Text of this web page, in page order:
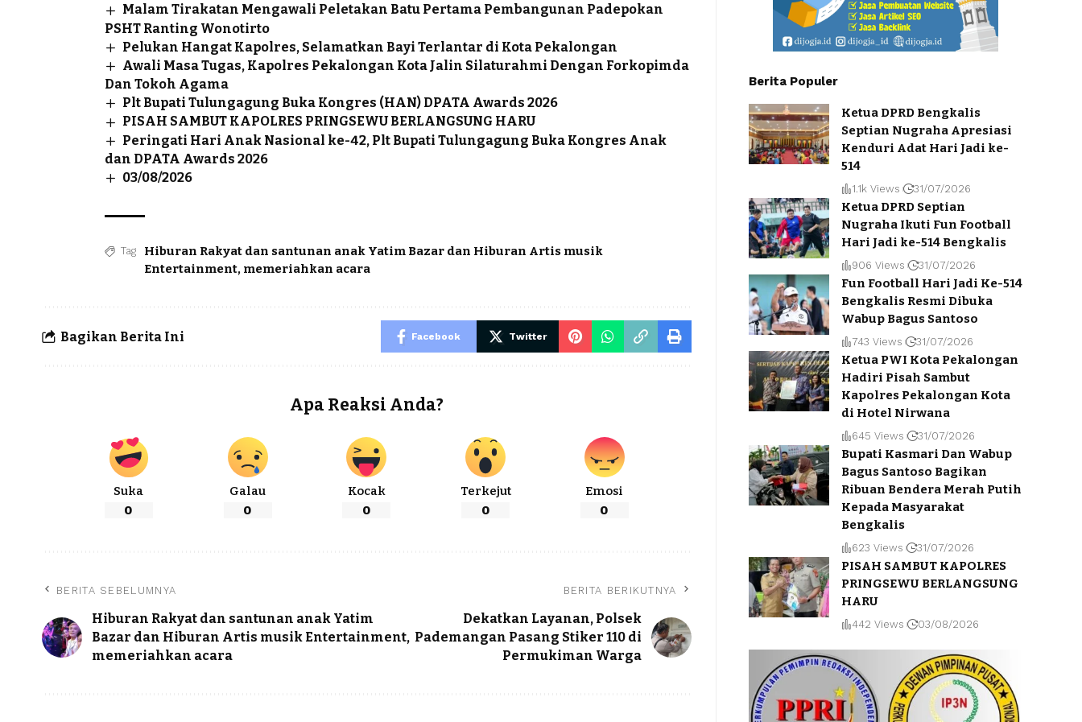
Malam Tirakatan Mengawali Peletakan Batu Pertama Pembangunan Padepokan
PSHT Ranting Wonotirto
Pelukan Hangat Kapolres, Selamatkan Bayi Terlantar di Kota Pekalongan
Awali Masa Tugas, Kapolres Pekalongan Kota Jalin Silaturahmi Dengan Forkopimda
Dan Tokoh Agama
Plt Bupati Tulungagung Buka Kongres (HAN) DPATA Awards 2026
PISAH SAMBUT KAPOLRES PRINGSEWU BERLANGSUNG HARU
Peringati Hari Anak Nasional ke-42, Plt Bupati Tulungagung Buka Kongres Anak
dan DPATA Awards 2026
03/08/2026
Tag
Hiburan Rakyat dan santunan anak Yatim Bazar dan Hiburan Artis musik
Entertainment, memeriahkan acara
Bagikan Berita Ini Facebook Twitter
Apa Reaksi Anda?
Suka
0
Galau
0
Kocak
0
Terkejut
0
Emosi
0
BERITA SEBELUMNYA
Hiburan Rakyat dan santunan anak Yatim
Bazar dan Hiburan Artis musik Entertainment,
memeriahkan acara
BERITA BERIKUTNYA
Dekatkan Layanan, Polsek
Pademangan Pasang Stiker 110 di
Permukiman Warga
Berita Populer
Ketua DPRD Bengkalis
Septian Nugraha Apresiasi
Kenduri Adat Hari Jadi ke-
514
1.1k Views 31/07/2026
Ketua DPRD Septian
Nugraha Ikuti Fun Football
Hari Jadi ke-514 Bengkalis
906 Views 31/07/2026
Fun Football Hari Jadi Ke-514
Bengkalis Resmi Dibuka
Wabup Bagus Santoso
743 Views 31/07/2026
Ketua PWI Kota Pekalongan
Hadiri Pisah Sambut
Kapolres Pekalongan Kota
di Hotel Nirwana
645 Views 31/07/2026
Bupati Kasmari Dan Wabup
Bagus Santoso Bagikan
Ribuan Bendera Merah Putih
Kepada Masyarakat
Bengkalis
623 Views 31/07/2026
PISAH SAMBUT KAPOLRES
PRINGSEWU BERLANGSUNG
HARU
442 Views 03/08/2026